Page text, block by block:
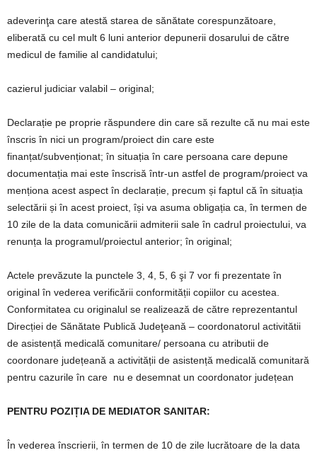
adeverinţa care atestă starea de sănătate corespunzătoare,
eliberată cu cel mult 6 luni anterior depunerii dosarului de către
medicul de familie al candidatului;
cazierul judiciar valabil – original;
Declarație pe proprie răspundere din care să rezulte că nu mai este
înscris în nici un program/proiect din care este
finanțat/subvenționat; în situația în care persoana care depune
documentația mai este înscrisă într-un astfel de program/proiect va
menționa acest aspect în declarație, precum și faptul că în situația
selectării și în acest proiect, își va asuma obligația ca, în termen de
10 zile de la data comunicării admiterii sale în cadrul proiectului, va
renunța la programul/proiectul anterior; în original;
Actele prevăzute la punctele 3, 4, 5, 6 şi 7 vor fi prezentate în
original în vederea verificării conformității copiilor cu acestea.
Conformitatea cu originalul se realizează de către reprezentantul
Direcției de Sănătate Publică Judeţeană – coordonatorul activitătii
de asistență medicală comunitare/ persoana cu atributii de
coordonare județeană a activității de asistență medicală comunitară
pentru cazurile în care nu e desemnat un coordonator județean
PENTRU POZIȚIA DE MEDIATOR SANITAR:
În vederea înscrierii, în termen de 10 de zile lucrătoare de la data